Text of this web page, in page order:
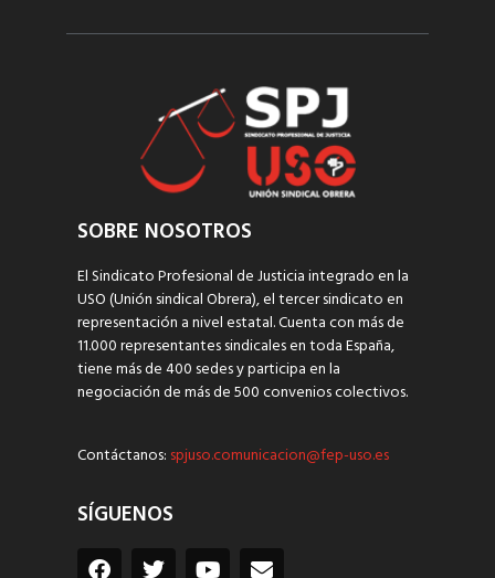
SOBRE NOSOTROS
El Sindicato Profesional de Justicia integrado en la
USO (Unión sindical Obrera), el tercer sindicato en
representación a nivel estatal. Cuenta con más de
11.000 representantes sindicales en toda España,
tiene más de 400 sedes y participa en la
negociación de más de 500 convenios colectivos.
Contáctanos: spjuso.comunicacion@fep-uso.es
SÍGUENOS